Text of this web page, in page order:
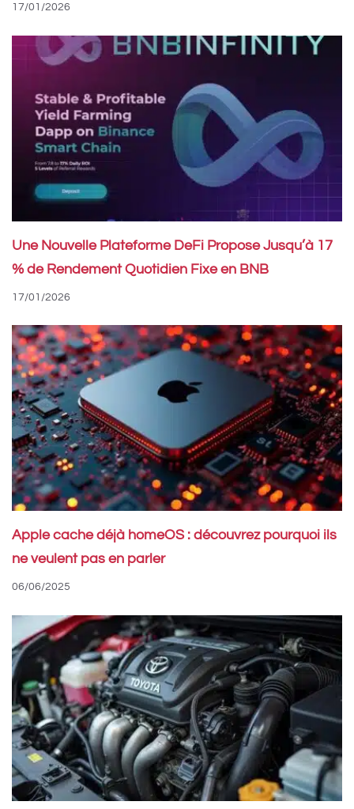
17/01/2026
Une Nouvelle Plateforme DeFi Propose Jusqu’à 17
% de Rendement Quotidien Fixe en BNB
17/01/2026
Apple cache déjà homeOS : découvrez pourquoi ils
ne veulent pas en parler
06/06/2025